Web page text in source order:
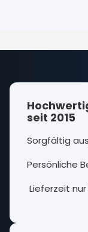
seit 2015
Sorgfältig
Persönliche
Lieferzeit